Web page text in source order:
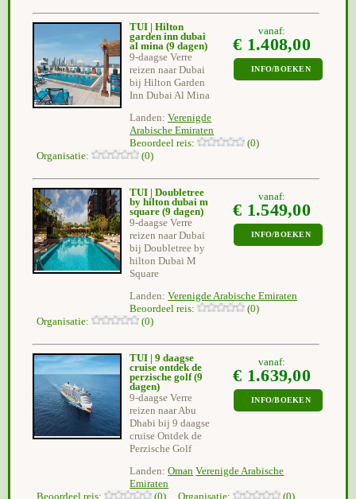
vanaf:
€ 1.408,00
INFO/BOEKEN
TUI | Hilton
garden inn dubai
al mina (9 dagen)
9-daagse Verre
reizen naar Dubai
bij Hilton Garden
Inn Dubai Al Mina
Landen:Verenigde
Arabische Emiraten
Beoordeel reis:
(0)
Organisatie:
(0)
vanaf:
€ 1.549,00
INFO/BOEKEN
TUI | Doubletree
by hilton dubai m
square (9 dagen)
9-daagse Verre
reizen naar Dubai
bij Doubletree by
hilton Dubai M
Square
Landen:Verenigde Arabische Emiraten
Beoordeel reis:
(0)
Organisatie:
(0)
vanaf:
€ 1.639,00
INFO/BOEKEN
TUI | 9 daagse
cruise ontdek de
perzische golf(9
dagen)
9-daagse Verre
reizen naar Abu
Dhabi bij 9 daagse
cruise Ontdek de
Perzische Golf
Landen:Oman Verenigde Arabische
Emiraten
Beoordeel reis:
(0) Organisatie: (0)